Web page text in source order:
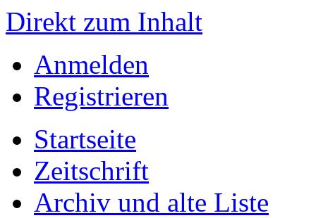
Direkt zum Inhalt
Anmelden
Registrieren
Startseite
Zeitschrift
Archiv und alte Liste